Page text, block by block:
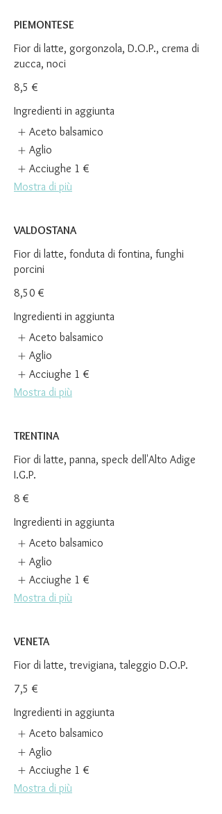
PIEMONTESE
Fior di latte, gorgonzola, D.O.P., crema di
zucca, noci
8,5 €
Ingredienti in aggiunta
Aceto balsamico
Aglio
Acciughe 1 €
Mostra di più
VALDOSTANA
Fior di latte, fonduta di fontina, funghi
porcini
8,50 €
Ingredienti in aggiunta
Aceto balsamico
Aglio
Acciughe 1 €
Mostra di più
TRENTINA
Fior di latte, panna, speck dell'Alto Adige
I.G.P.
8 €
Ingredienti in aggiunta
Aceto balsamico
Aglio
Acciughe 1 €
Mostra di più
VENETA
Fior di latte, trevigiana, taleggio D.O.P.
7,5 €
Ingredienti in aggiunta
Aceto balsamico
Aglio
Acciughe 1 €
Mostra di più